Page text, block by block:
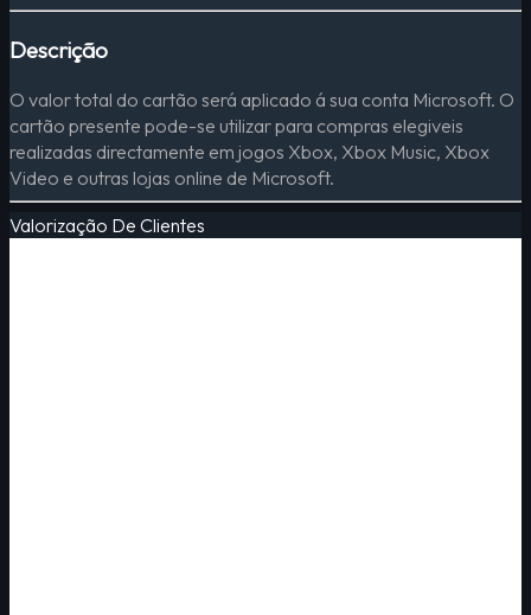
Descrição
O valor total do cartão será aplicado á sua conta Microsoft. O
cartão presente pode-se utilizar para compras elegiveis
realizadas directamente em jogos Xbox, Xbox Music, Xbox
Video e outras lojas online de Microsoft.
Valorização De Clientes